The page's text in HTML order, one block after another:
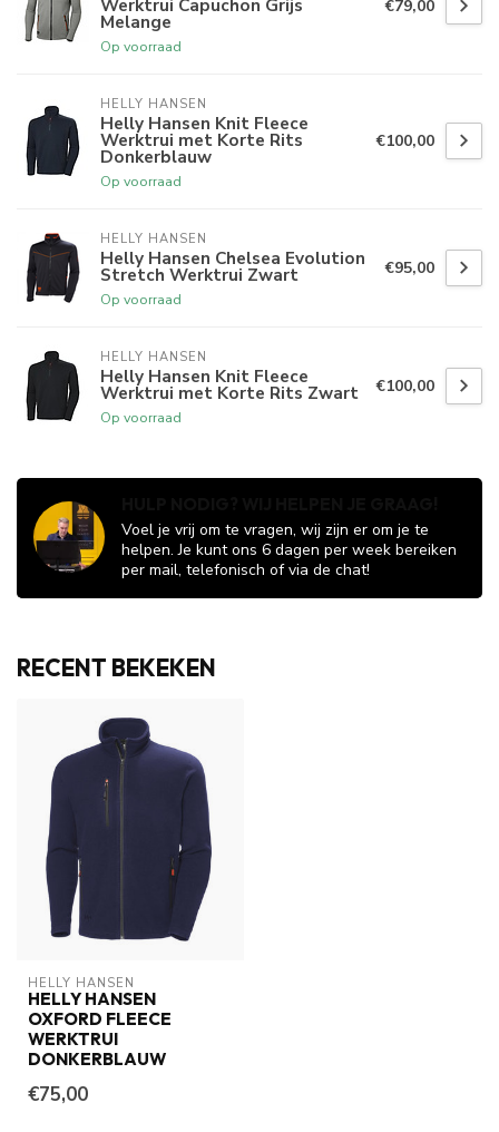
Melange
Op voorraad
€79,00
HELLY HANSEN
Helly Hansen Knit Fleece
Werktrui met Korte Rits
Donkerblauw
Op voorraad
€100,00
HELLY HANSEN
Helly Hansen Chelsea Evolution
Stretch Werktrui Zwart
Op voorraad
€95,00
HELLY HANSEN
Helly Hansen Knit Fleece
Werktrui met Korte Rits Zwart
Op voorraad
€100,00
Voel je vrij om te vragen, wij zijn er om je te
helpen. Je kunt ons 6 dagen per week bereiken
per mail, telefonisch of via de chat!
RECENT BEKEKEN
HELLY HANSEN
HELLY HANSEN
OXFORD FLEECE
WERKTRUI
DONKERBLAUW
€75,00